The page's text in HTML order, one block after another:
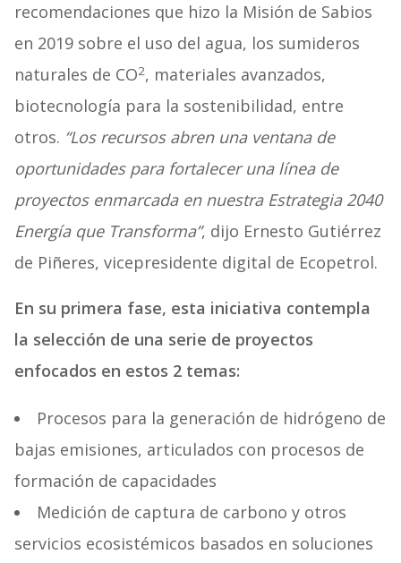
recomendaciones que hizo la Misión de Sabios
en 2019 sobre el uso del agua, los sumideros
naturales de CO2, materiales avanzados,
biotecnología para la sostenibilidad, entre
otros. “Los recursos abren una ventana de
oportunidades para fortalecer una línea de
proyectos enmarcada en nuestra Estrategia 2040
Energía que Transforma”, dijo Ernesto Gutiérrez
de Piñeres, vicepresidente digital de Ecopetrol.
En su primera fase, esta iniciativa contempla
la selección de una serie de proyectos
enfocados en estos 2 temas:
Procesos para la generación de hidrógeno de
bajas emisiones, articulados con procesos de
formación de capacidades
Medición de captura de carbono y otros
servicios ecosistémicos basados en soluciones